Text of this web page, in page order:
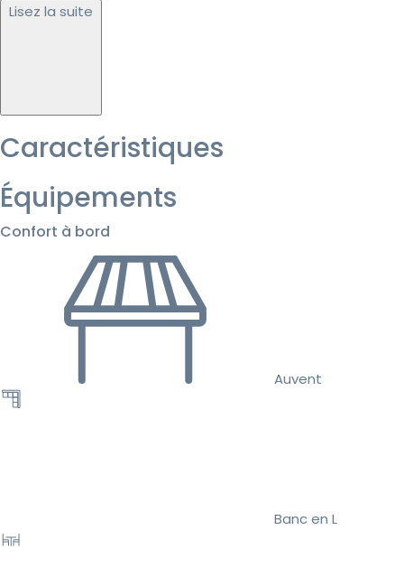
Lisez la suite
Caractéristiques
Équipements
Confort à bord
Auvent
Banc en L